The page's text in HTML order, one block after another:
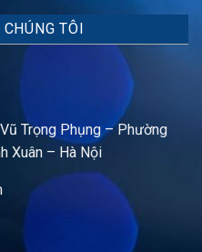
TÔI
Trọng Phụng – Phường
Xuân – Hà Nội